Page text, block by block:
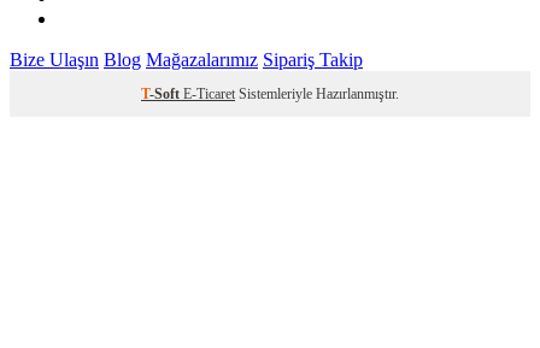
Bize Ulaşın Blog Mağazalarımız Sipariş Takip
T-Soft E-Ticaret Sistemleriyle Hazırlanmıştır.